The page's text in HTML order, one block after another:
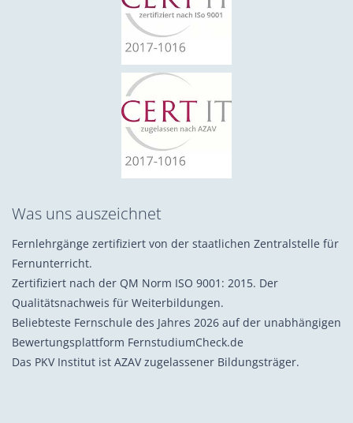
Was uns auszeichnet
Fernlehrgänge zertifiziert von der staatlichen Zentralstelle für
Fernunterricht.
Zertifiziert nach der QM Norm ISO 9001: 2015. Der
Qualitätsnachweis für Weiterbildungen.
Beliebteste Fernschule des Jahres 2026 auf der unabhängigen
Bewertungsplattform FernstudiumCheck.de
Das PKV Institut ist AZAV zugelassener Bildungsträger.